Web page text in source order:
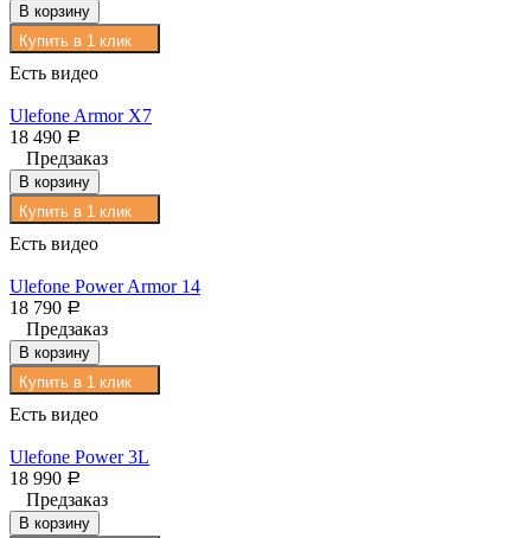
В корзину
Купить в 1 клик
Есть видео
Ulefone Armor X7
18 490 Р
Предзаказ
В корзину
Купить в 1 клик
Есть видео
Ulefone Power Armor 14
18 790 Р
Предзаказ
В корзину
Купить в 1 клик
Есть видео
Ulefone Power 3L
18 990 Р
Предзаказ
В корзину